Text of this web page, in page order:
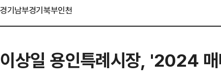
경기남부경기북부인천
이상일 용인특례시장, '2024